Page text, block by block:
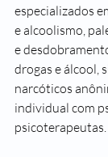
especializados
e alcoolismo,
e
drogas e álcool,
narcóticos
individual com
psicoterapeutas.